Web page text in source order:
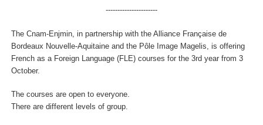
----------------------
The Cnam-Enjmin, in partnership with the Alliance Française de
Bordeaux Nouvelle-Aquitaine and the Pôle Image Magelis, is offering
French as a Foreign Language (FLE) courses for the 3rd year from 3
October.
The courses are open to everyone.
There are different levels of group.